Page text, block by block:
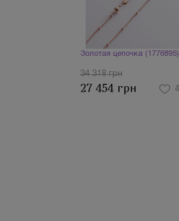
Золотая цепочка (1776895)
34 318 грн
27 454 грн